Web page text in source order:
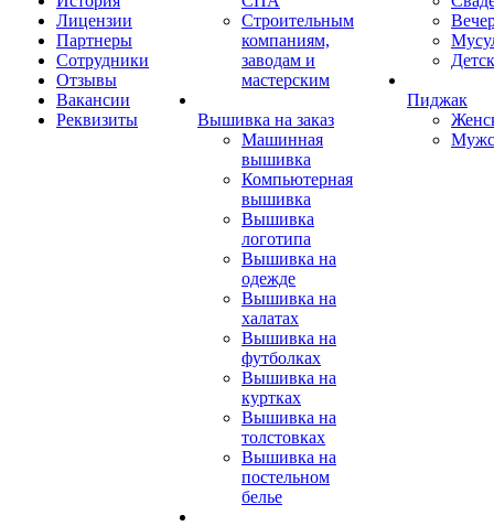
Лицензии
Партнеры
Сотрудники
Отзывы
Вакансии
Реквизиты
Строительным
компаниям,
заводам и
мастерским
Вышивка на заказ
Машинная
вышивка
Компьютерная
вышивка
Вышивка
логотипа
Вышивка на
одежде
Вышивка на
халатах
Вышивка на
футболках
Вышивка на
куртках
Вышивка на
толстовках
Вышивка на
постельном
белье
Пиджак